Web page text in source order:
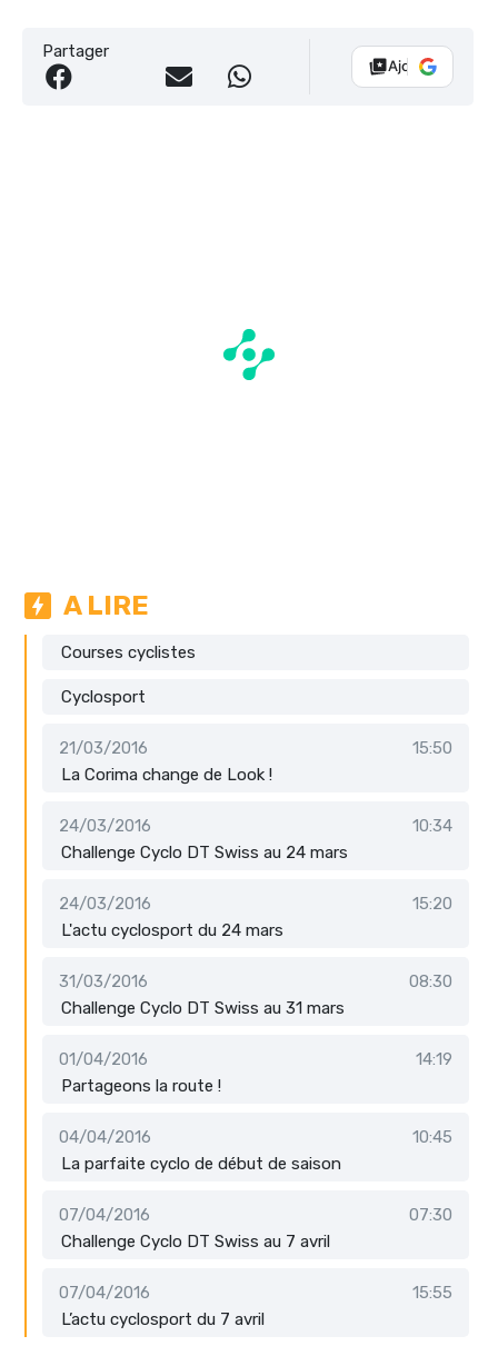
Partager
Ajouter Vélo
A LIRE
Courses cyclistes
Cyclosport
21/03/2016
15:50
La Corima change de Look !
24/03/2016
10:34
Challenge Cyclo DT Swiss au 24 mars
24/03/2016
15:20
L'actu cyclosport du 24 mars
31/03/2016
08:30
Challenge Cyclo DT Swiss au 31 mars
01/04/2016
14:19
Partageons la route !
04/04/2016
10:45
La parfaite cyclo de début de saison
07/04/2016
07:30
Challenge Cyclo DT Swiss au 7 avril
07/04/2016
15:55
L’actu cyclosport du 7 avril